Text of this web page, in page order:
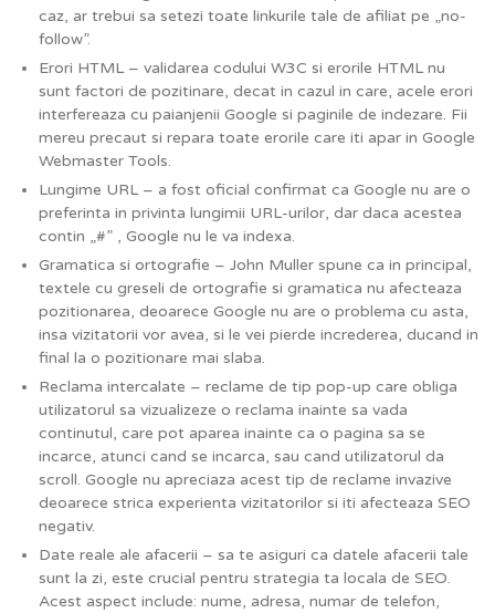
caz, ar trebui sa setezi toate linkurile tale de afiliat pe „no-
follow”.
Erori HTML – validarea codului W3C si erorile HTML nu
sunt factori de pozitinare, decat in cazul in care, acele erori
interfereaza cu paianjenii Google si paginile de indezare. Fii
mereu precaut si repara toate erorile care iti apar in Google
Webmaster Tools.
Lungime URL – a fost oficial confirmat ca Google nu are o
preferinta in privinta lungimii URL-urilor, dar daca acestea
contin „#” , Google nu le va indexa.
Gramatica si ortografie – John Muller spune ca in principal,
textele cu greseli de ortografie si gramatica nu afecteaza
pozitionarea, deoarece Google nu are o problema cu asta,
insa vizitatorii vor avea, si le vei pierde increderea, ducand in
final la o pozitionare mai slaba.
Reclama intercalate – reclame de tip pop-up care obliga
utilizatorul sa vizualizeze o reclama inainte sa vada
continutul, care pot aparea inainte ca o pagina sa se
incarce, atunci cand se incarca, sau cand utilizatorul da
scroll. Google nu apreciaza acest tip de reclame invazive
deoarece strica experienta vizitatorilor si iti afecteaza SEO
negativ.
Date reale ale afacerii – sa te asiguri ca datele afacerii tale
sunt la zi, este crucial pentru strategia ta locala de SEO.
Acest aspect include: nume, adresa, numar de telefon,